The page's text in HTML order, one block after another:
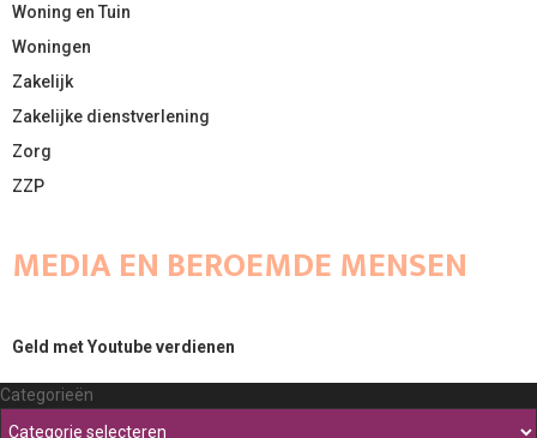
Woning en Tuin
Woningen
Zakelijk
Zakelijke dienstverlening
Zorg
ZZP
MEDIA EN BEROEMDE MENSEN
Geld met Youtube verdienen
Categorieën